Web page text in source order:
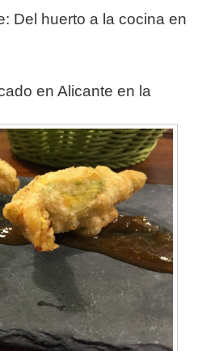
Del huerto a la cocina en
en Alicante en la